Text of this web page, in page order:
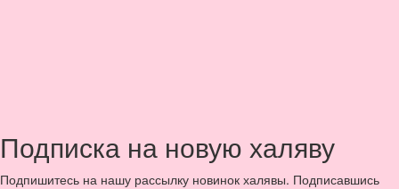
Подписка на новую халяву
Подпишитесь на нашу рассылку новинок халявы. Подписавшись